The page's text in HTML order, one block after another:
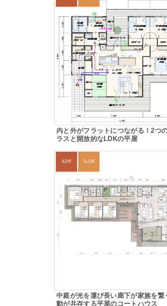
内と外がフラットにつながる！2つ
ラスと開放的なLDKの平屋
42坪 5LDK
中庭が光を運び長い廊下が家族を繋
動が共存する平屋のコートハウス